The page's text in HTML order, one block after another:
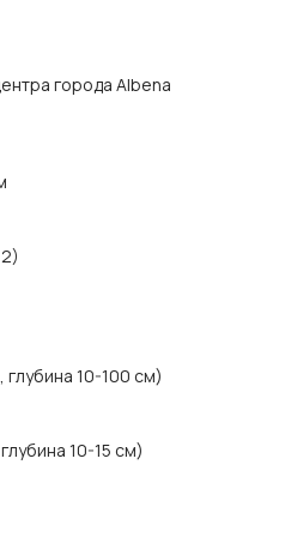
города Albena
10-100 см)
10-15 см)